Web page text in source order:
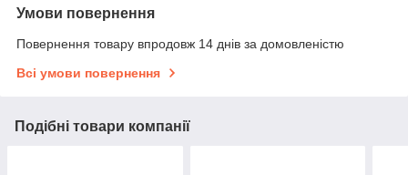
Умови повернення
Повернення товару впродовж 14 днів за домовленістю
Всі умови повернення
Подібні товари компанії